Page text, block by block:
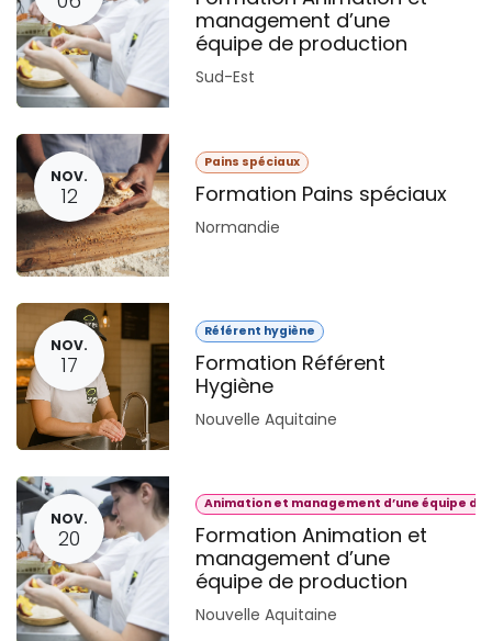
management d’une
équipe de production
Sud-Est
NOV.
12
Pains spéciaux
Formation Pains spéciaux
Normandie
NOV.
17
Référent hygiène
Formation Référent
Hygiène
Nouvelle Aquitaine
NOV.
20
Animation et management d’une équipe
Formation Animation et
management d’une
équipe de production
Nouvelle Aquitaine